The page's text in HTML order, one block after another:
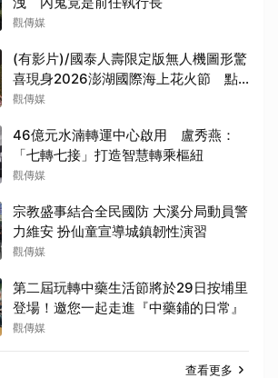
觀傳媒
(有影片)/國泰人壽限定版無人機圖形驚
喜現身2026澎湖國際海上花火節 點
亮菊島夏季夜空
觀傳媒
46億元水湳轉運中心啟用 盧秀燕：
「七轉七接」打造智慧轉乘樞紐
觀傳媒
宗教盛事結合全民國防 大溪分局動員警
力維安 扮仙童宣導城鎮韌性演習
觀傳媒
第二屆玩轉中藥生活節將於29日按埔里
登場！邀您一起走進『中藥鋪的日常』
觀傳媒
查看更多